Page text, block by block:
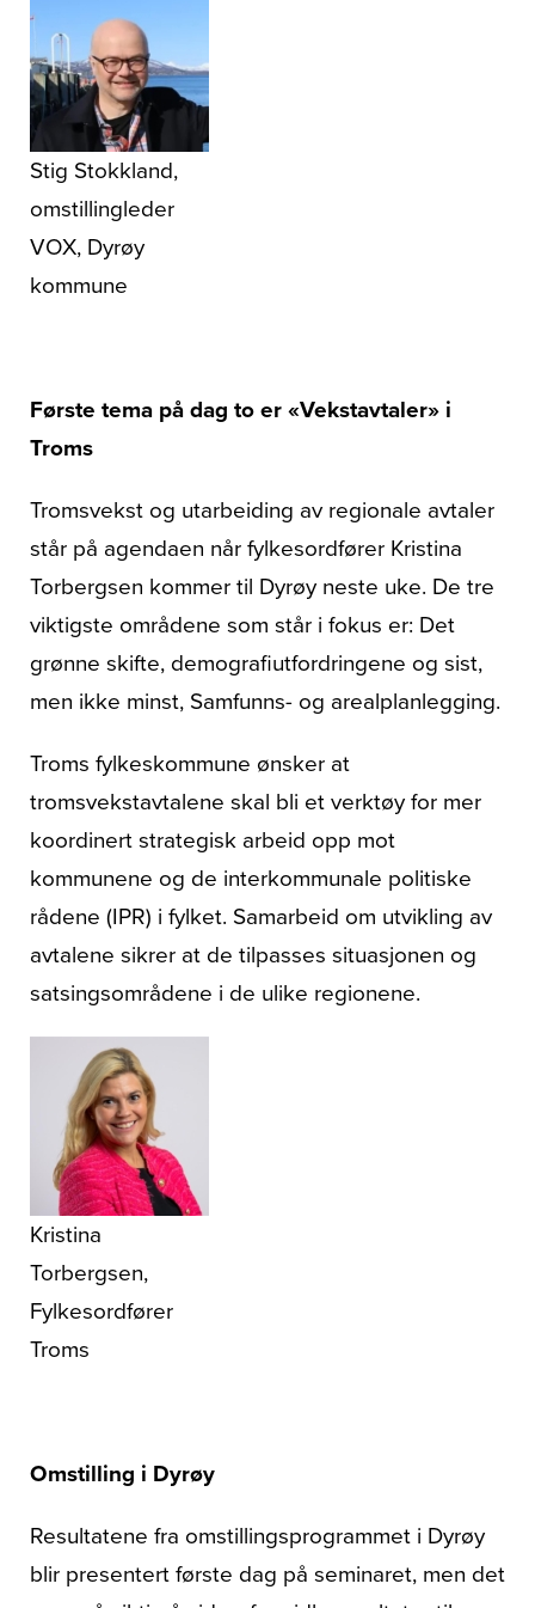
Stig Stokkland,
omstillingleder
VOX, Dyrøy
kommune
Første tema på dag to er «Vekstavtaler» i
Troms
Tromsvekst og utarbeiding av regionale avtaler
står på agendaen når fylkesordfører Kristina
Torbergsen kommer til Dyrøy neste uke. De tre
viktigste områdene som står i fokus er: Det
grønne skifte, demografiutfordringene og sist,
men ikke minst, Samfunns- og arealplanlegging.
Troms fylkeskommune ønsker at
tromsvekstavtalene skal bli et verktøy for mer
koordinert strategisk arbeid opp mot
kommunene og de interkommunale politiske
rådene (IPR) i fylket. Samarbeid om utvikling av
avtalene sikrer at de tilpasses situasjonen og
satsingsområdene i de ulike regionene.
Kristina
Torbergsen,
Fylkesordfører
Troms
Omstilling i Dyrøy
Resultatene fra omstillingsprogrammet i Dyrøy
blir presentert første dag på seminaret, men det